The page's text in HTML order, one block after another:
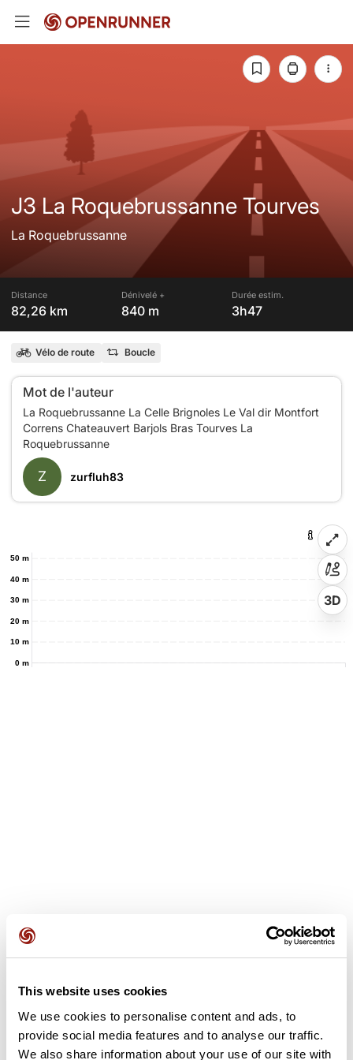
This website uses cookies
We use cookies to personalise content and ads, to
provide social media features and to analyse our traffic.
We also share information about your use of our site with
J3 La Roquebrussanne Tourves
La Roquebrussanne
Distance
82,26 km
Dénivelé +
840 m
Durée estim.
3h47
Vélo de route Boucle
Mot de l'auteur
La Roquebrussanne La Celle Brignoles Le Val dir Montfort
Correns Chateauvert Barjols Bras Tourves La
Z zurfluh83
0 m
10 m
20 m
30 m
40 m
50 m
3D
Ajouter un avis